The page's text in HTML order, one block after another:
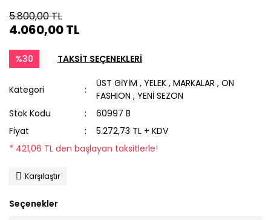
5.800,00 TL
4.060,00 TL
%30 TAKSİT SEÇENEKLERİ
Kategori
ÜST GİYİM ,YELEK ,MARKALAR ,ON
FASHION ,YENİ SEZON
Stok Kodu
60997 B
Fiyat
5.272,73 TL + KDV
* 421,06 TL den başlayan taksitlerle!
Karşılaştır
Seçenekler